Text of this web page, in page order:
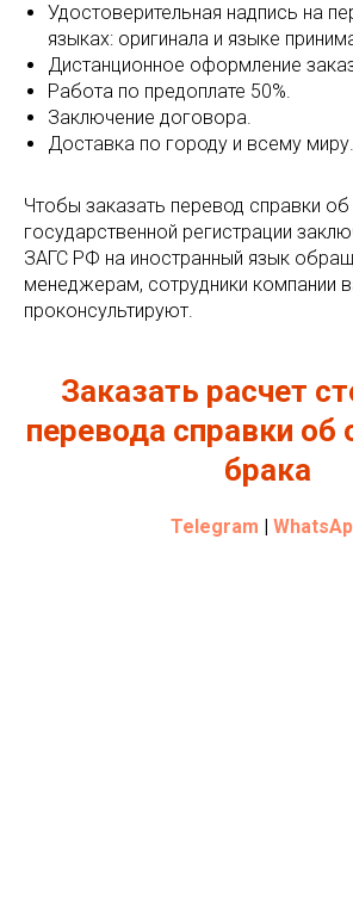
Удостоверительная надпись на
языках: оригинала и языке
Дистанционное оформление
Работа по предоплате 50%.
Заключение договора.
Доставка по городу и всему миру.
Чтобы заказать перевод справки об
государственной регистрации
ЗАГС РФ на иностранный язык
менеджерам, сотрудники компании
проконсультируют.
Заказать расчет
перевода cправки об
брака
Telegram |